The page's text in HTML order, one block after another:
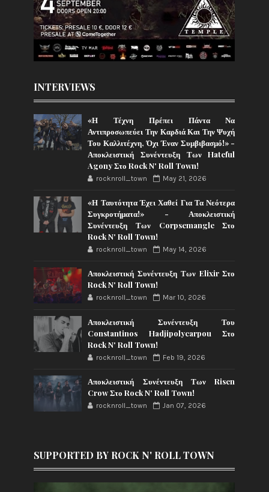
INTERVIEWS
«Η Τέχνη Πρέπει Πάντα Να
Αντιπροσωπεύει Την Καρδιά Και Την Ψυχή
Του Καλλιτέχνη, Όχι Έναν Συμβιβασμό!» -
Αποκλειστική Συνέντευξη Των Hateful
Agony Στο Rock N' Roll Town!
rocknroll_town May 21, 2026
«Η Ταυτότητα Έχει Χαθεί Για Τα Νεότερα
Συγκροτήματα!» - Αποκλειστική
Συνέντευξη Των Corpsemangle Στο
Rock N' Roll Town!
rocknroll_town May 14, 2026
Αποκλειστική Συνέντευξη Των Elixir Στο
Rock N' Roll Town!
rocknroll_town Mar 10, 2026
Αποκλειστική Συνέντευξη Του
Constantinos Hadjipolycarpou Στο
Rock N' Roll Town!
rocknroll_town Feb 19, 2026
Αποκλειστική Συνέντευξη Των Risen
Crow Στο Rock N' Roll Town!
rocknroll_town Jan 07, 2026
SUPPORTED BY ROCK N' ROLL TOWN